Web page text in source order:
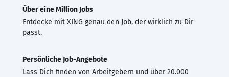
Über eine Million Jobs
Entdecke mit XING genau den Job, der wirklich zu Dir
passt.
Persönliche Job-Angebote
Lass Dich finden von Arbeitgebern und über 20.000